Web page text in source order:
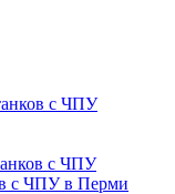
с ЧПУ
с ЧПУ
с ЧПУ в Перми